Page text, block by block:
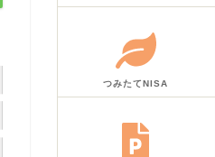
つみたてNISA